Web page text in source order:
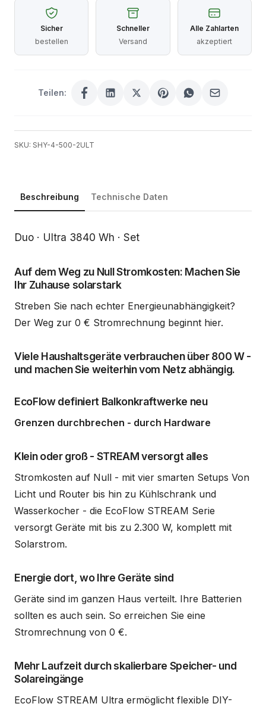
Sicher
bestellen
Schneller
Versand
Alle Zahlarten
akzeptiert
Teilen:
SKU: SHY-4-500-2ULT
Beschreibung Technische Daten
Beschreibung
Duo · Ultra 3840 Wh · Set
Auf dem Weg zu Null Stromkosten: Machen Sie
Ihr Zuhause solarstark
Streben Sie nach echter Energieunabhängigkeit?
Der Weg zur 0 € Stromrechnung beginnt hier.
Viele Haushaltsgeräte verbrauchen über 800 W -
und machen Sie weiterhin vom Netz abhängig.
EcoFlow definiert Balkonkraftwerke neu
Grenzen durchbrechen - durch Hardware
Klein oder groß - STREAM versorgt alles
Stromkosten auf Null - mit vier smarten Setups Von
Licht und Router bis hin zu Kühlschrank und
Wasserkocher - die EcoFlow STREAM Serie
versorgt Geräte mit bis zu 2.300 W, komplett mit
Solarstrom.
Energie dort, wo Ihre Geräte sind
Geräte sind im ganzen Haus verteilt. Ihre Batterien
sollten es auch sein. So erreichen Sie eine
Stromrechnung von 0 €.
Mehr Laufzeit durch skalierbare Speicher- und
Solareingänge
EcoFlow STREAM Ultra ermöglicht flexible DIY-